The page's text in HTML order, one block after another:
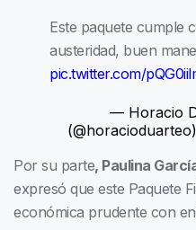
Este paquete cumple
austeridad, buen
pic.twitter.com/
— Horacio
(@horacioduarteo)
Por su parte, Paulina
expresó que este Paquete
económica prudente con